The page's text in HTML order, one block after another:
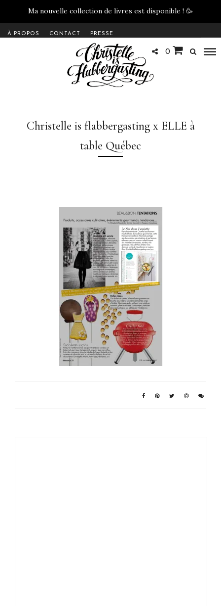
Ma nouvelle collection de livres est disponible ! 🥳
À PROPOS CONTACT PRESSE
0
Christelle is flabbergasting x ELLE à
table Québec